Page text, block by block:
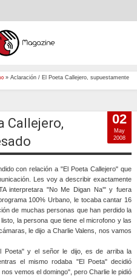
» Aclaración / El Poeta Callejero, supuestamente
Callejero,
con relación a "El Poeta Callejero" que
Les voy a describir exactamente
interpretara "No Me Digan Na'" y fuera
100% Urbano, le tocaba cantar 16
de muchas personas que han perdido la
la persona que tiene el microfono y las
le dijo a Charlie Valens, nos vamos
Poeta" y el señor le dijo, es de arriba la
el mismo rodaba "El Poeta" decidió
vemos el domingo", pero Charlie le pidió
02
May
2008